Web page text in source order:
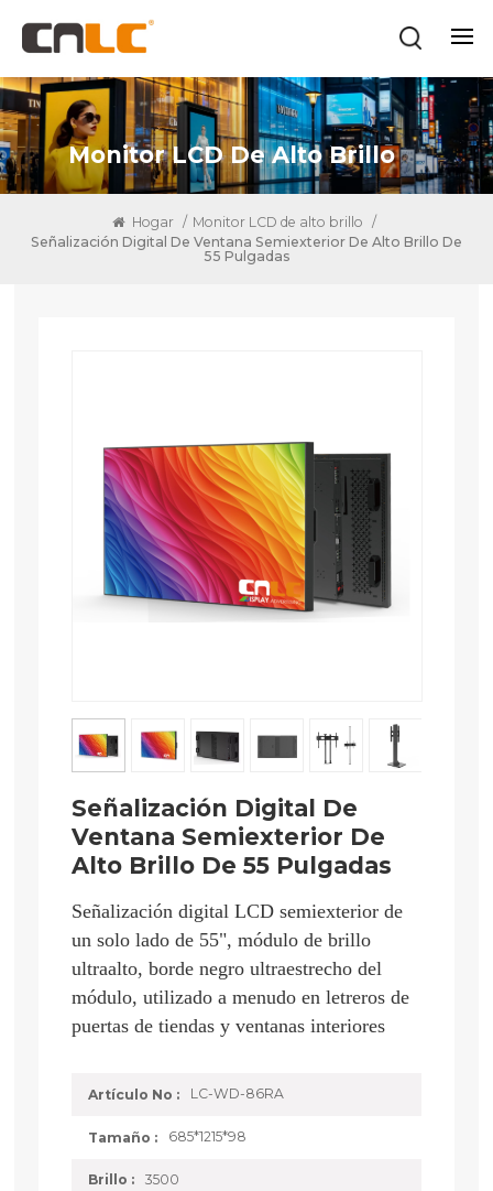
Monitor LCD De Alto Brillo
Hogar / Monitor LCD de alto brillo /
Señalización Digital De Ventana Semiexterior De Alto Brillo De
55 Pulgadas
Señalización Digital De
Ventana Semiexterior De
Alto Brillo De 55 Pulgadas
Señalización digital LCD semiexterior de
un solo lado de 55", módulo de brillo
ultraalto, borde negro ultraestrecho del
módulo, utilizado a menudo en letreros de
puertas de tiendas y ventanas interiores
Artículo No : LC-WD-86RA
Tamaño : 685*1215*98
Brillo : 3500